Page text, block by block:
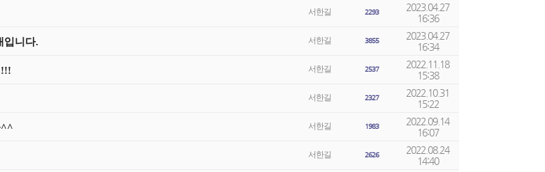
서한길 2293
2023.04.27
16:36
입니다. 서한길 3855
2023.04.27
16:34
서한길 2537
2022.11.18
15:38
서한길 2327
2022.10.31
15:22
서한길 1983
2022.09.14
16:07
서한길 2626
2022.08.24
14:40